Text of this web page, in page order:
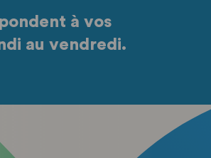
à vos
au vendredi.